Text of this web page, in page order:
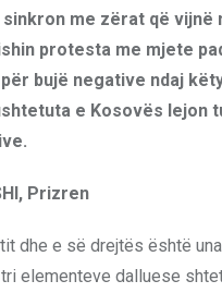
me zërat që vijnë
protesta me mjete
bujë negative ndaj
e Kosovës lejon
Prizren
dhe e së drejtës është
elementeve dalluese